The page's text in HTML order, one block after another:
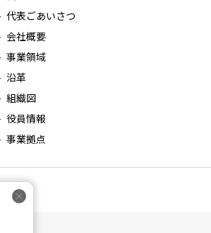
代表ごあいさつ
会社概要
事業領域
沿革
組織図
役員情報
事業拠点